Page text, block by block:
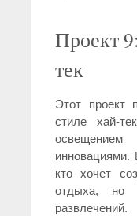
Проект
тек
Этот проект
стиле хай-
инновациями.
кто хочет
отдыха,
развлечений.